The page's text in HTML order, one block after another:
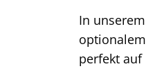
In
perfekt auf